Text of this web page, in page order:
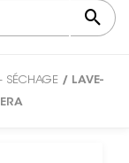
SÉCHAGE / LAVE-